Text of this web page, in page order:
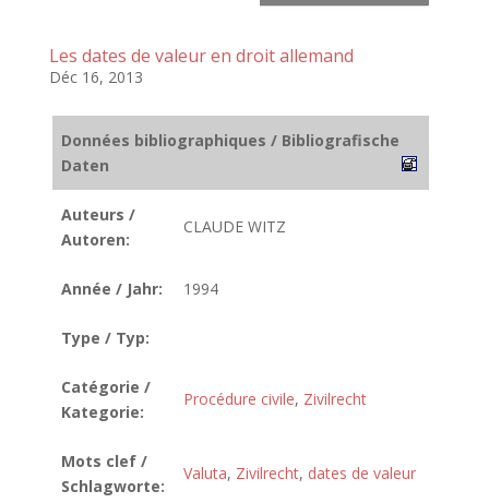
Les dates de valeur en droit allemand
Déc 16, 2013
Données bibliographiques / Bibliografische
Daten
Auteurs /
Autoren:
CLAUDE WITZ
Année / Jahr: 1994
Type / Typ:
Catégorie /
Kategorie:
Procédure civile, Zivilrecht
Mots clef /
Schlagworte:
Valuta, Zivilrecht, dates de valeur